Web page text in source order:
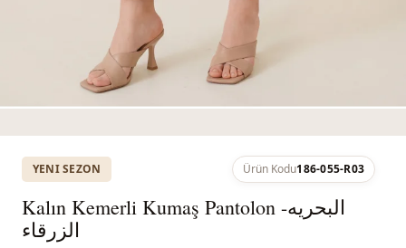
YENI SEZON Ürün Kodu186-055-R03
Kalın Kemerli Kumaş Pantolon -البحريه
الزرقاء